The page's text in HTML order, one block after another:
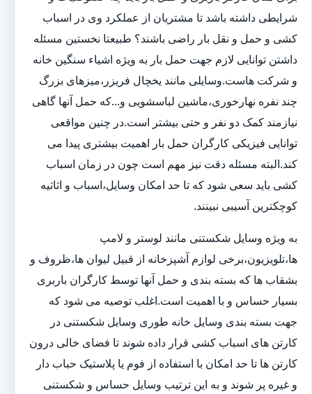
شرایطی داشته باشد تا مشتریان از عملکرد وی در اسباب
کشی و حمل و نقل بار راضی باشند؟ طبیعتا نخستین مسئله
داشتن توانایی لازم جهت حمل بار به ویژه اشیاء سنگین خانه
و شرکت هاست.وسایلی مانند یخچال فریزر،میزهای بزرگ
چند نفره نهارخوری،ماشین لباسشویی و...که حمل آنها گاهی
نیازمند کمک دو نفر و حتی بیشتر است.در چنین مواقعی
توانایی فیزیکی کارگران حمل بار اهمیت بیشتری پیدا می
کند.البته مسئله دقت نیز مهم است چون در زمان اسباب
کشی باید سعی شود که تا حد امکان وسایل،اسباب و اثاثیه
کوچکترین آسیبی نبینند.
به ویژه وسایل شکستنی مانند لوستر و لامپ
ها،تلویزیون،برخی لوازم آشپزخانه از قبیل لیوان ها،ظروف و
بشقاب ها که بسته بندی و حمل آنها توسط کارگران باربری
بسیار حساس و با اهمیت است.اغلب توصیه می شود که
جهت بسته بندی وسایل خانه طوری وسایل شکستنی در
کارتن های اسباب کشی قرار داده شوند تا فضای خالی درون
کارتن ها تا حد امکان با استفاده از فوم یا پلاستیک حباب دار
و غیره پر شوند و به این ترتیب وسایل حساس و شکستنی